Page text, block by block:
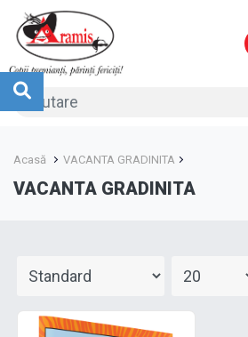
Acasă VACANTA GRADINITA
VACANTA GRADINITA